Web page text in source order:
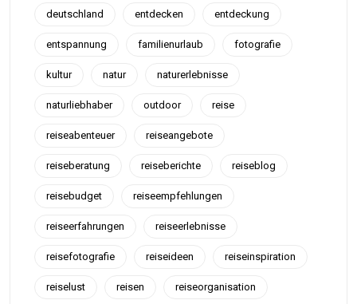
deutschland entdecken entdeckung
entspannung familienurlaub fotografie
kultur natur naturerlebnisse
naturliebhaber outdoor reise
reiseabenteuer reiseangebote
reiseberatung reiseberichte reiseblog
reisebudget reiseempfehlungen
reiseerfahrungen reiseerlebnisse
reisefotografie reiseideen reiseinspiration
reiselust reisen reiseorganisation